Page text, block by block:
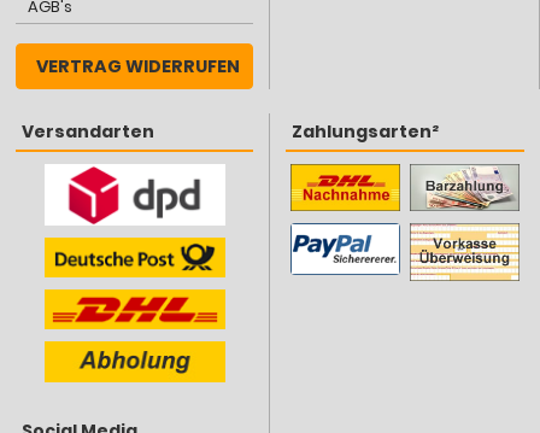
AGB's
VERTRAG WIDERRUFEN
Versandarten Zahlungsarten²